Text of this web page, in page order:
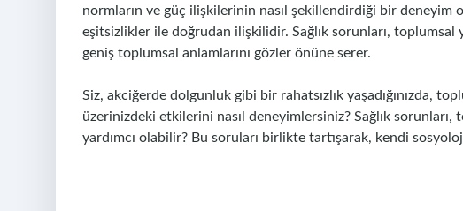
normların ve güç ilişkilerinin nasıl şekillendirdiği bir
eşitsizlikler ile doğrudan ilişkilidir. Sağlık sorunları, toplumsal
geniş toplumsal anlamlarını gözler önüne serer.
Siz, akciğerde dolgunluk gibi bir rahatsızlık yaşadığınızda,
üzerinizdeki etkilerini nasıl deneyimlersiniz? Sağlık sorunları,
yardımcı olabilir? Bu soruları birlikte tartışarak, kendi